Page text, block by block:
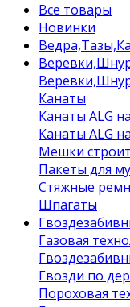
Все товары
Новинки
Канаты
Канаты ALG
Канаты ALG
Мешки
Пакеты для
Стяжные
Шпагаты
Газовая
Гвозди по
Пороховая